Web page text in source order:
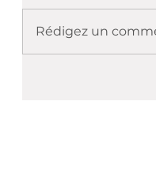
Rédigez un